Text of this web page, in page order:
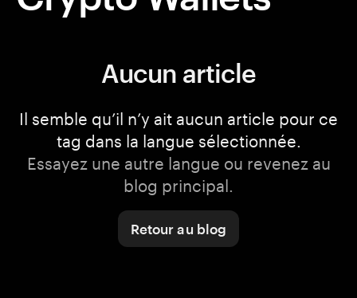
Aucun article
Il semble qu’il n’y ait aucun article pour ce
tag dans la langue sélectionnée.
Essayez une autre langue ou revenez au
blog principal.
Retour au blog